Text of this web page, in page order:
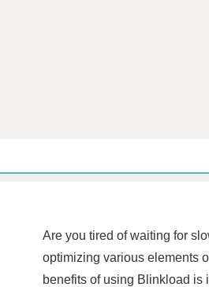
Are you tired of waiting for
optimizing various elements
benefits of using Blinkload is